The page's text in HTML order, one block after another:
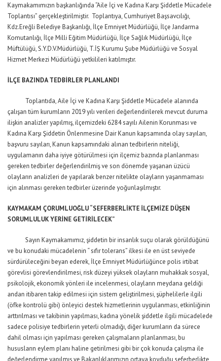
Kaymakamımızın başkanlığında “Aile İçi ve Kadına Karşı Şiddetle Mücadele
Toplantısı” gerçekleştirilmiştir. Toplantıya, Cumhuriyet Başsavcılığı,
Kdz.Ereğli Belediye Başkanlığı, İlçe Emniyet Müdürlüğü, İlçe Jandarma
Komutanlığı, İlçe Milli Eğitim Müdürlüğü, İlçe Sağlık Müdürlüğü, İlçe
Müftülüğü, S.Y.D.V.Müdürlüğü, T.İŞ Kurumu Şube Müdürlüğü ve Sosyal
Hizmet Merkezi Müdürlüğü yetkilileri katılmıştır.
İLÇE BAZINDA TEDBİRLER PLANLANDI
Toplantıda, Aile İçi ve Kadına Karşı Şiddetle Mücadele alanında
çalışan tüm kurumların 2019 yılı verileri değerlendirilerek mevcut duruma
ilişkin analizler yapılmış, ilçemizdeki 6284 sayılı Ailenin Korunması ve
Kadına Karşı Şiddetin Önlenmesine Dair Kanun kapsamında olay sayıları,
başvuru sayıları, Kanun kapsamındaki alınan tedbirlerin niteliği,
uygulamanın daha iyiye götürülmesi için ilçemiz bazında planlanması
gereken tedbirler değerlendirilmiş ve son dönemde yaşanan üzücü
olayların analizleri de yapılarak benzer nitelikte olayların yaşanmaması
için alınması gereken tedbirler üzerinde yoğunlaşılmıştır.
KAYMAKAM ÇORUMLUOĞLU “SEFERBERLİKTE İLÇEMİZE DÜŞEN
SORUMLULUK YERİNE GETİRİLECEK”
Sayın Kaymakamımız, şiddetin bir insanlık suçu olarak görüldüğünü
ve bu konudaki mücadelenin “ sıfır tolerans” ilkesi ile en üst seviyede
sürdürüleceğini beyan ederek, İlçe Emniyet Müdürlüğünce polis irtibat
görevlisi görevlendirilmesi, risk düzeyi yüksek olayların muhakkak sosyal,
psikolojik, ekonomik yönleri ile incelenmesi, olayların meydana geldiği
andan itibaren takip edilmesi için sistem geliştirilmesi, şüphelilerle ilgili
(öfke kontrolü gibi) önleyici destek hizmetlerinin uygulanması, etkinliğinin
arttırılması ve takibinin yapılması, kadına yönelik şiddetle ilgili mücadelede
sadece polisiye tedbirlerin yeterli olmadığı, diğer kurumların da sürece
dahil olması için yapılması gereken çalışmaların planlanması, bu
hususların eylem planı haline getirilmesi gibi bir çok konuda çalışma ile
değerlendirme yapılmış ve Bakanlıklarımızın ortaya koyduğu seferberlikte